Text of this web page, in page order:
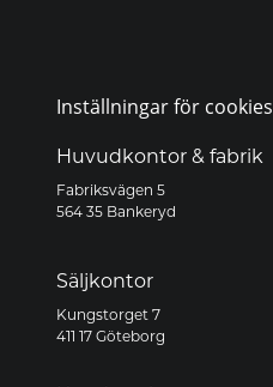
Inställningar för cookies
Huvudkontor & fabrik
Fabriksvägen 5
564 35 Bankeryd
Säljkontor
Kungstorget 7
411 17 Göteborg